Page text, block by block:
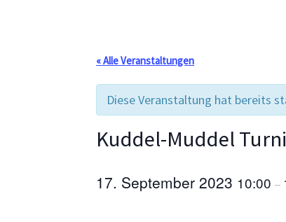
« Alle Veranstaltungen
Diese Veranstaltung hat bereits
Kuddel-Muddel
17. September 2023 10:00 –